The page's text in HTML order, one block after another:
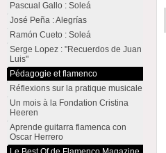
Pascual Gallo : Soleá
José Peña : Alegrías
Ramón Cueto : Soleá
Serge Lopez : "Recuerdos de Juan
Luis"
Pédagogie et flamenco
Réflexions sur la pratique musicale
Un mois à la Fondation Cristina
Heeren
Aprende guitarra flamenca con
Oscar Herrero